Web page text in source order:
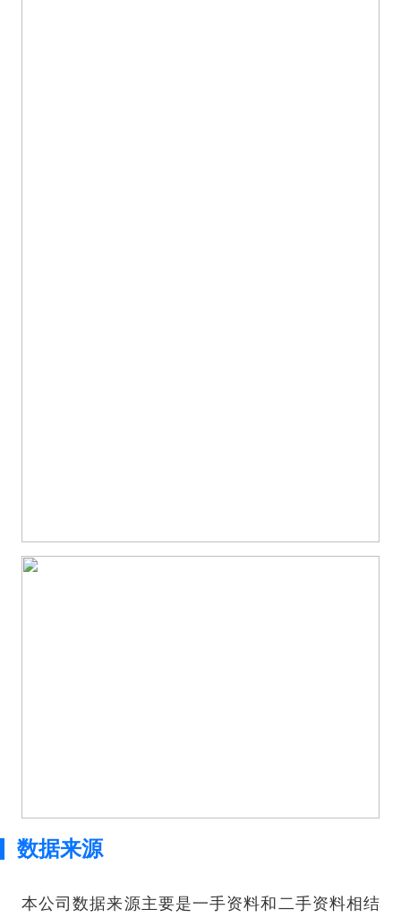
数据来源
本公司数据来源主要是一手资料和二手资料相结